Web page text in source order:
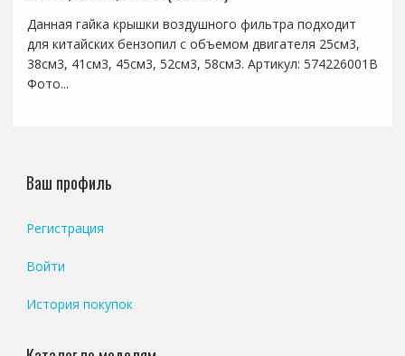
Данная гайка крышки воздушного фильтра подходит
для китайских бензопил с объемом двигателя 25см3,
38см3, 41см3, 45см3, 52см3, 58см3. Артикул: 574226001B
Фото...
Ваш профиль
Регистрация
Войти
История покупок